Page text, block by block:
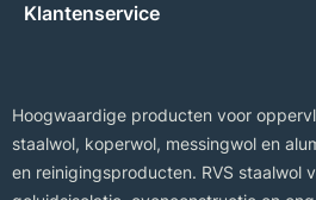
Klantenservice
Hoogwaardige producten voor
staalwol, koperwol, messingwol en
en reinigingsproducten. RVS staalwol